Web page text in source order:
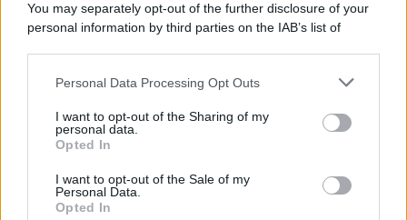
You may separately opt-out of the further disclosure of your
personal information by third parties on the IAB’s list of
This information may also be disclosed by us to third parties
disclose it to other third parties.
Please note that this website/app uses one or more Google
services and may gather and store information including but
not limited to your visit or usage behaviour. You may click to
grant or deny consent to Google and its third-party tags to
Personal Data Processing Opt Outs
I want to opt-out of the Sharing of my
personal data.
Opted In
I want to opt-out of the Sale of my
Personal Data.
Opted In